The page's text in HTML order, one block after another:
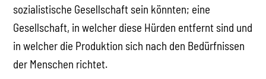
sozialistische Gesellschaft sein könnten; eine
Gesellschaft, in welcher diese Hürden entfernt sind und
in welcher die Produktion sich nach den Bedürfnissen
der Menschen richtet.